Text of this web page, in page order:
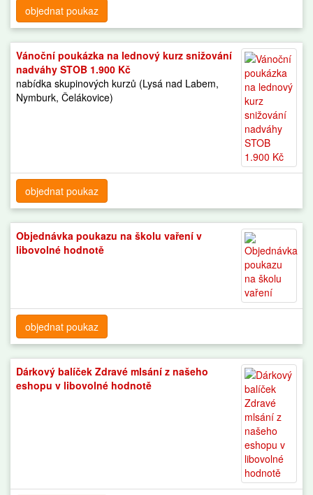
objednat poukaz
Vánoční poukázka na lednový kurz snižování
nadváhy STOB 1.900 Kč
nabídka skupinových kurzů (Lysá nad Labem,
Nymburk, Čelákovice)
objednat poukaz
Objednávka poukazu na školu vaření v
libovolné hodnotě
objednat poukaz
Dárkový balíček Zdravé mlsání z našeho
eshopu v libovolné hodnotě